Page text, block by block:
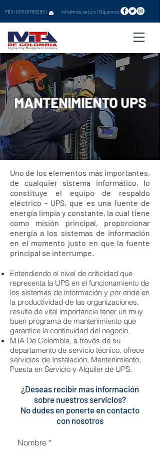
PBX: (601) 6756265 | info@mta.net.co|Síguenos:
MANTENIMIENTO UPS
Uno de los elementos más importantes,
de cualquier sistema informático, lo
constituye el equipo de respaldo
eléctrico - UPS, que es una fuente de
energía limpia y constante, la cual tiene
como misión principal, proporcionar
energía a los sistemas de información
en el momento justo en que la fuente
principal se interrumpe.
Entendiendo el nivel de criticidad que
representa la UPS en el funcionamiento de
los sistemas de información y por ende en
la productividad de las organizaciones,
resulta de vital importancia tener un muy
buen programa de mantenimiento que
garantice la continuidad del negocio.
MTA De Colombia, a través de su
departamento de servicio técnico, ofrece
servicios de Instalación, Mantenimiento,
Puesta en Servicio y Alquiler de UPS.
¿Deseas recibir mas información
sobre nuestros servicios?
No dudes en ponerte en contacto
con nosotros